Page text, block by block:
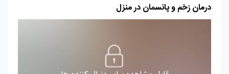
درمان زخم و پانسمان در منزل